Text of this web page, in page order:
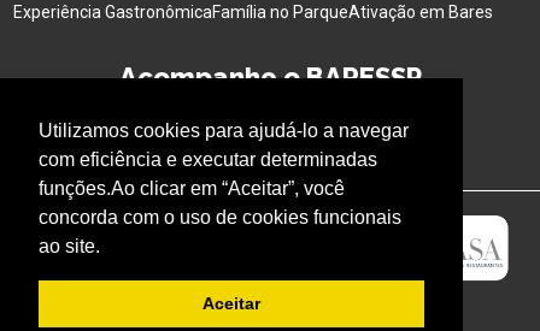
Utilizamos cookies para ajudá-lo a navegar
com eficiência e executar determinadas
funções.Ao clicar em “Aceitar”, você
concorda com o uso de cookies funcionais
ao site.
Aceitar
Experiência GastronômicaFamília no ParqueAtivação em Bares
Acompanhe o BARESSP